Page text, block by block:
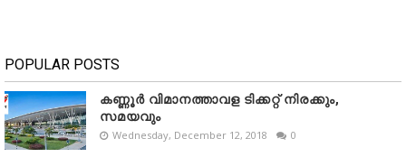
POPULAR POSTS
കണ്ണൂർ വിമാനത്താവള ടിക്കറ്റ് നിരക്കും,
സമയവും
Wednesday, December 12, 2018 0